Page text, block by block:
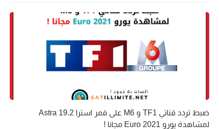
ضبط تردد قناتي TF1 و M6 على قمر استرا Astra 19.2
لمشاهدة يورو Euro 2021 مجانا !